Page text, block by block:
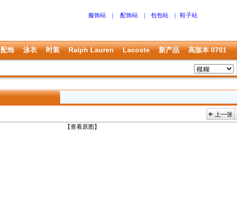
服饰站 配饰站 包包站 鞋子站
配饰 泳衣 时装 Ralph Lauren Lacoste 新产品 高版本 0701
上一张
【查看原图】
上一张